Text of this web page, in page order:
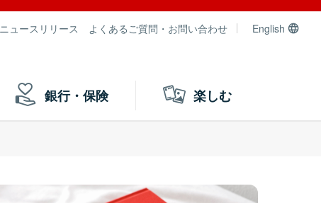
ニュースリリース よくあるご質問・お問い合わせ English
銀行・保険 楽しむ